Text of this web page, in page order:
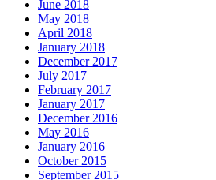
June 2018
May 2018
April 2018
January 2018
December 2017
July 2017
February 2017
January 2017
December 2016
May 2016
January 2016
October 2015
September 2015